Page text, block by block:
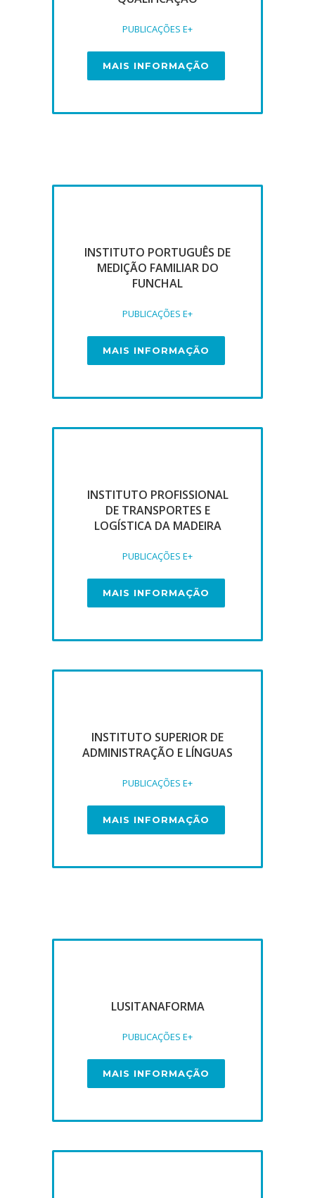
PUBLICAÇÕES E+
MAIS INFORMAÇÃO
INSTITUTO PORTUGUÊS DE
MEDIÇÃO FAMILIAR DO
FUNCHAL
PUBLICAÇÕES E+
MAIS INFORMAÇÃO
INSTITUTO PROFISSIONAL
DE TRANSPORTES E
LOGÍSTICA DA MADEIRA
PUBLICAÇÕES E+
MAIS INFORMAÇÃO
INSTITUTO SUPERIOR DE
ADMINISTRAÇÃO E LÍNGUAS
PUBLICAÇÕES E+
MAIS INFORMAÇÃO
LUSITANAFORMA
PUBLICAÇÕES E+
MAIS INFORMAÇÃO